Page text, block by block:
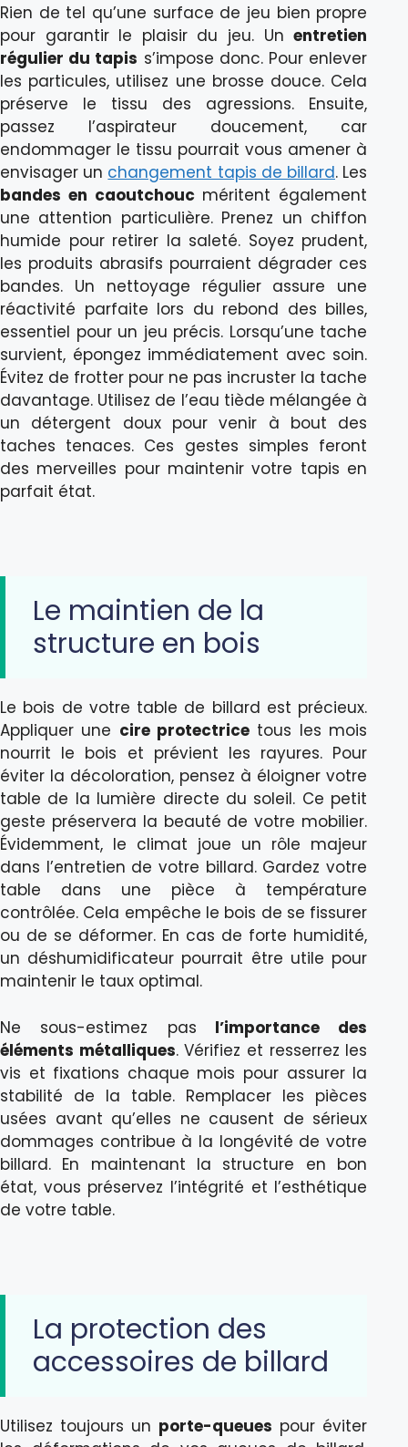
Rien de tel qu’une surface de jeu bien propre
pour garantir le plaisir du jeu. Unentretien
régulier du tapis s’impose donc. Pour enlever
les particules, utilisez une brosse douce. Cela
préserve le tissu des agressions. Ensuite,
passez l’aspirateur doucement, car
endommager le tissu pourrait vous amener à
envisager un changement tapis de billard. Les
bandes en caoutchoucméritent également
une attention particulière. Prenez un chiffon
humide pour retirer la saleté. Soyez prudent,
les produits abrasifs pourraient dégrader ces
bandes. Un nettoyage régulier assure une
réactivité parfaite lors du rebond des billes,
essentiel pour un jeu précis. Lorsqu’une tache
survient, épongez immédiatement avec soin.
Évitez de frotter pour ne pas incruster la tache
davantage. Utilisez de l’eau tiède mélangée à
un détergent doux pour venir à bout des
taches tenaces. Ces gestes simples feront
des merveilles pour maintenir votre tapis en
parfait état.
Le maintien de la
structure en bois
Le bois de votre table de billard est précieux.
Appliquer une cire protectrice tous les mois
nourrit le bois et prévient les rayures. Pour
éviter la décoloration, pensez à éloigner votre
table de la lumière directe du soleil. Ce petit
geste préservera la beauté de votre mobilier.
Évidemment, le climat joue un rôle majeur
dans l’entretien de votre billard. Gardez votre
table dans une pièce à température
contrôlée. Cela empêche le bois de se fissurer
ou de se déformer. En cas de forte humidité,
un déshumidificateur pourrait être utile pour
maintenir le taux optimal.
Ne sous-estimez pas l’importance des
éléments métalliques. Vérifiez et resserrez les
vis et fixations chaque mois pour assurer la
stabilité de la table. Remplacer les pièces
usées avant qu’elles ne causent de sérieux
dommages contribue à la longévité de votre
billard. En maintenant la structure en bon
état, vous préservez l’intégrité et l’esthétique
de votre table.
La protection des
accessoires de billard
Utilisez toujours un porte-queues pour éviter